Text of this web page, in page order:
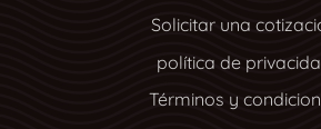
Solicitar una
política de
Términos y